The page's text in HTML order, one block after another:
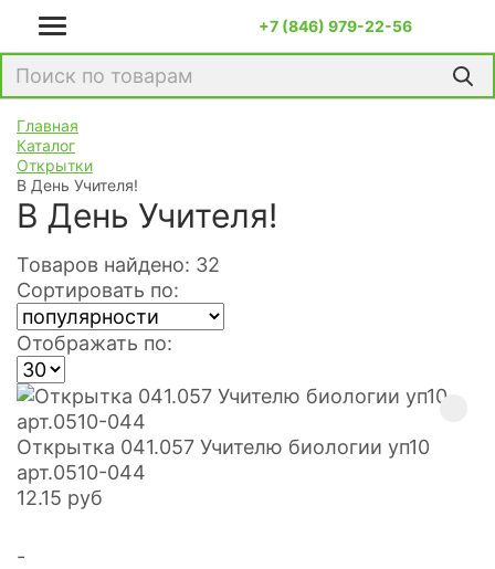
+7 (846) 979-22-56
Главная
Каталог
Открытки
В День Учителя!
В День Учителя!
Товаров найдено: 32
Сортировать по:
Отображать по:
Открытка 041.057 Учителю биологии уп10
арт.0510-044
12.15 руб
-